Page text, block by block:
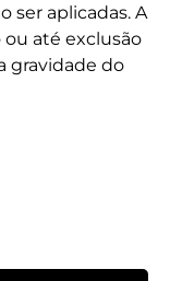
ser aplicadas. A
até exclusão
gravidade do